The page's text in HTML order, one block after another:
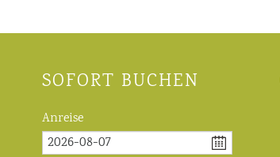
SOFORT BUCHEN
Anreise